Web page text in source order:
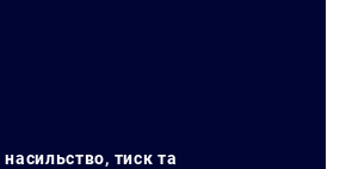
тиск та